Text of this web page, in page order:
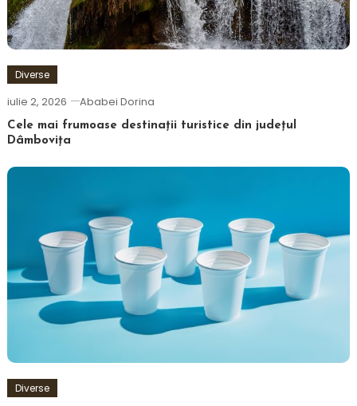
Diverse
iulie 2, 2026 Ababei Dorina
Cele mai frumoase destinații turistice din județul
Dâmbovița
Diverse